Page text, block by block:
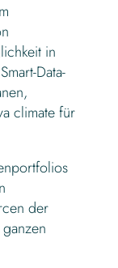
in
Data-
climatefür
der